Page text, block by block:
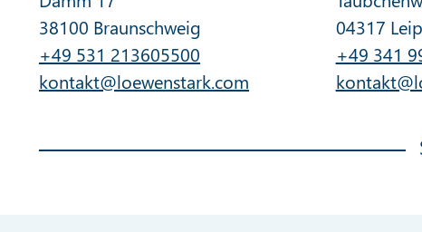
38100 Braunschweig
+49 531 213605500
kontakt@loewenstark.com
04317
+49 341